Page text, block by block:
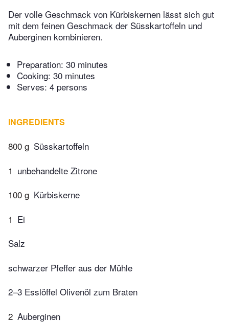
Der volle Geschmack von Kürbiskernen lässt sich gut
mit dem feinen Geschmack der Süsskartoffeln und
Auberginen kombinieren.
Preparation: 30 minutes
Cooking: 30 minutes
Serves: 4 persons
INGREDIENTS
800 g Süsskartoffeln
1 unbehandelte Zitrone
100 g Kürbiskerne
1 Ei
Salz
schwarzer Pfeffer aus der Mühle
2–3 Esslöffel Olivenöl zum Braten
2 Auberginen